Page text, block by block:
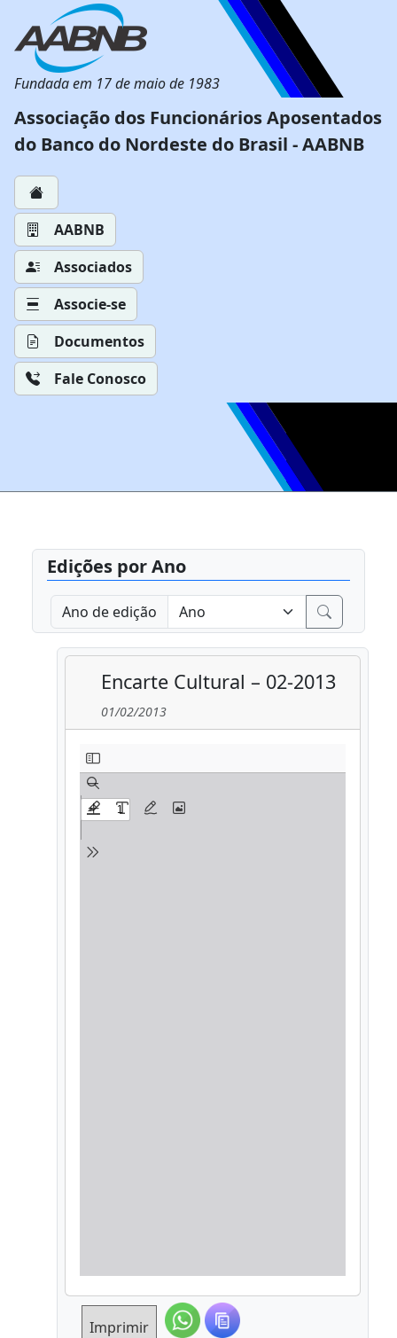
Fundada em 17 de maio de 1983
Associação dos Funcionários Aposentados
do Banco do Nordeste do Brasil - AABNB
AABNB
Associados
Associe-se
Documentos
Fale Conosco
Edições por Ano
Ano de edição
Encarte Cultural – 02-2013
01/02/2013
Imprimir